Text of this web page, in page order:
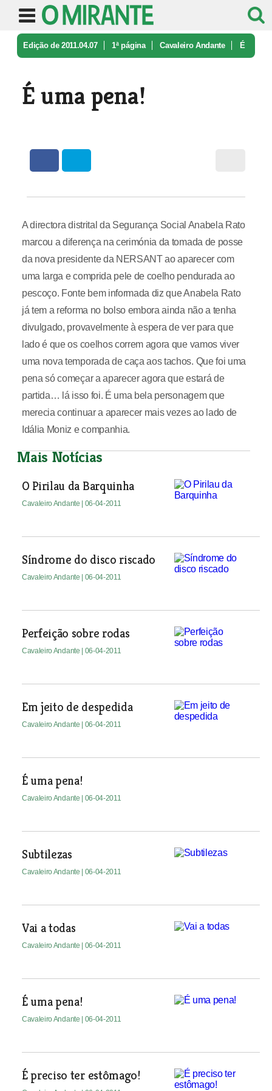
Edição de 2011.04.07 1ª página Cavaleiro Andante É
É uma pena!
A directora distrital da Segurança Social Anabela Rato
marcou a diferença na cerimónia da tomada de posse
da nova presidente da NERSANT ao aparecer com
uma larga e comprida pele de coelho pendurada ao
pescoço. Fonte bem informada diz que Anabela Rato
já tem a reforma no bolso embora ainda não a tenha
divulgado, provavelmente à espera de ver para que
lado é que os coelhos correm agora que vamos viver
uma nova temporada de caça aos tachos. Que foi uma
pena só começar a aparecer agora que estará de
partida… lá isso foi. É uma bela personagem que
merecia continuar a aparecer mais vezes ao lado de
Idália Moniz e companhia.
Mais Notícias
O Pirilau da Barquinha
Cavaleiro Andante | 06-04-2011
Síndrome do disco riscado
Cavaleiro Andante | 06-04-2011
Perfeição sobre rodas
Cavaleiro Andante | 06-04-2011
Em jeito de despedida
Cavaleiro Andante | 06-04-2011
É uma pena!
Cavaleiro Andante | 06-04-2011
Subtilezas
Cavaleiro Andante | 06-04-2011
Vai a todas
Cavaleiro Andante | 06-04-2011
É uma pena!
Cavaleiro Andante | 06-04-2011
É preciso ter estômago!